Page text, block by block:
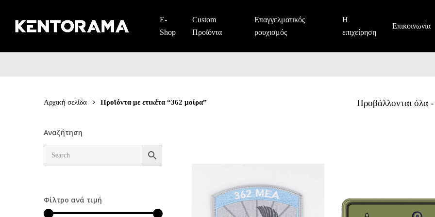
main
E-
Shop
Custom
Προϊόντα
Επαγγελματικός
ρουχισμός
Η
επιχείρηση
Επικοινωνία
Προβάλλονται όλα
Αρχική σελίδα Προϊόντα με ετικέτα “362 μοίρα”
Αναζήτηση
Φίλτρο ανά τιμή